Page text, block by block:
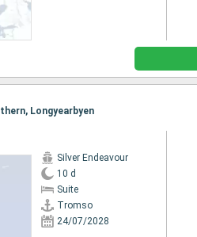
Longyearbyen
Silver Endeavour
10 d
Suite
Tromso
24/07/2028